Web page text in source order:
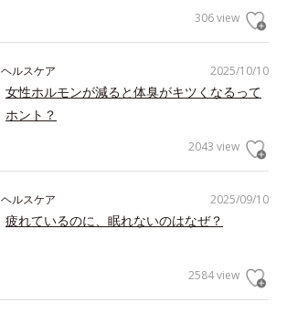
306 view
2025/10/10
ヘルスケア
女性ホルモンが減ると体臭がキツくなるって
ホント？
2043 view
2025/09/10
ヘルスケア
疲れているのに、眠れないのはなぜ？
2584 view